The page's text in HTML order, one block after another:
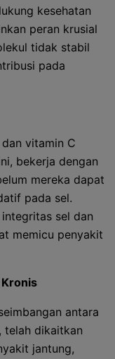
kesehatan
peran krusial
tidak stabil
pada
vitamin C
bekerja dengan
mereka dapat
pada sel.
sel dan
memicu penyakit
antara
telah dikaitkan
jantung,